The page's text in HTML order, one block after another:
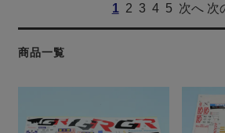
1 2 3 4 5 次へ 次
商品一覧